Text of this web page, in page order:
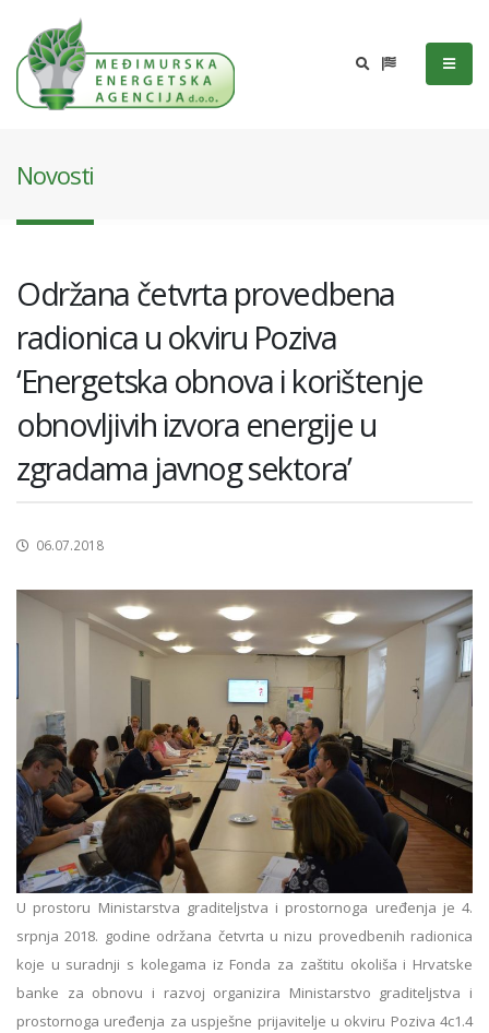
Novosti
Održana četvrta provedbena
radionica u okviru Poziva
‘Energetska obnova i korištenje
obnovljivih izvora energije u
zgradama javnog sektora’
06.07.2018
U prostoru Ministarstva graditeljstva i prostornoga uređenja je 4.
srpnja 2018. godine održana četvrta u nizu provedbenih radionica
koje u suradnji s kolegama iz Fonda za zaštitu okoliša i Hrvatske
banke za obnovu i razvoj organizira Ministarstvo graditeljstva i
prostornoga uređenja za uspješne prijavitelje u okviru Poziva 4c1.4